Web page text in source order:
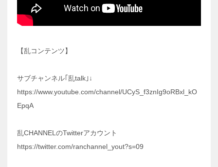
【乱コンテンツ】
サブチャンネル｢乱talk｣↓
https://www.youtube.com/channel/UCyS_f3znIg9oRBxl_kO
EpqA
乱CHANNELのTwitterアカウント
https://twitter.com/ranchannel_yout?s=09